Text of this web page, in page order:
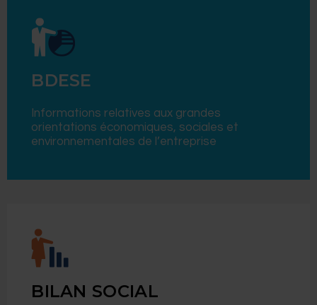
BDESE
Informations relatives aux grandes
orientations économiques, sociales et
environnementales de l’entreprise
BILAN SOCIAL